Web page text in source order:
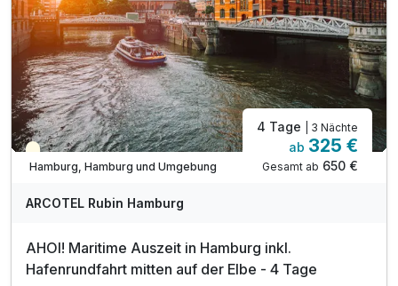
Teilweise ausgelastet
Hamburg, Hamburg und Umgebung
4 Tage | 3 Nächte
ab 325 €
Gesamt ab 650 €
ARCOTEL Rubin Hamburg
AHOI! Maritime Auszeit in Hamburg inkl.
Hafenrundfahrt mitten auf der Elbe - 4 Tage